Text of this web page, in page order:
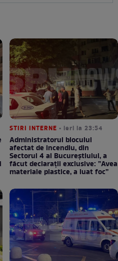
STIRI INTERNE • ieri la 23:54
Administratorul blocului
afectat de incendiu, din
Sectorul 4 al Bucureștiului, a
făcut declarații exclusive: ”Avea
materiale plastice, a luat foc”